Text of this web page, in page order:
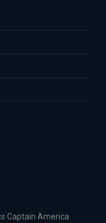
Captain America